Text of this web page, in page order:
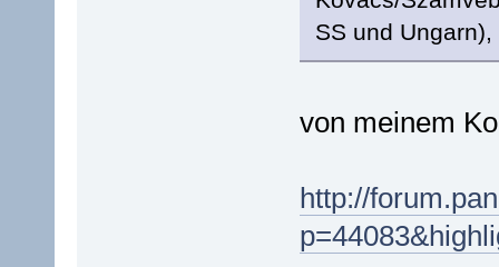
SS und
von meinem
http://